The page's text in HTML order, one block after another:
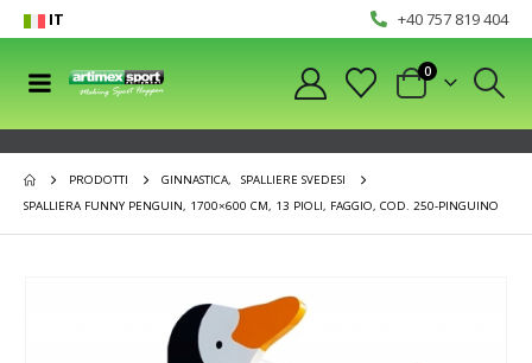
IT +40 757 819 404
0
PRODOTTI GINNASTICA,
SPALLIERE SVEDESI
SPALLIERA FUNNY PENGUIN, 1700×600 CM, 13 PIOLI, FAGGIO, COD. 250-PINGUINO